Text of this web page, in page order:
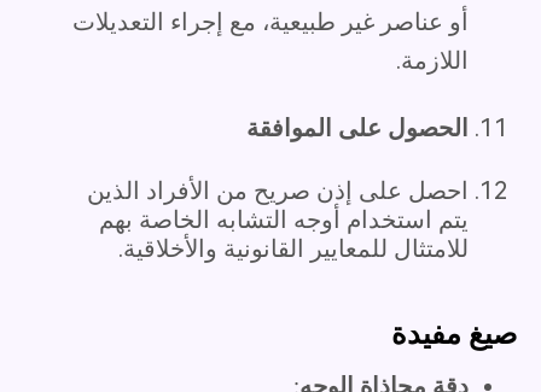
أو عناصر غير طبيعية، مع إجراء التعديلات
اللازمة.
الحصول على الموافقة
احصل على إذن صريح من الأفراد الذين
يتم استخدام أوجه التشابه الخاصة بهم
للامتثال للمعايير القانونية والأخلاقية.
صيغ مفيدة